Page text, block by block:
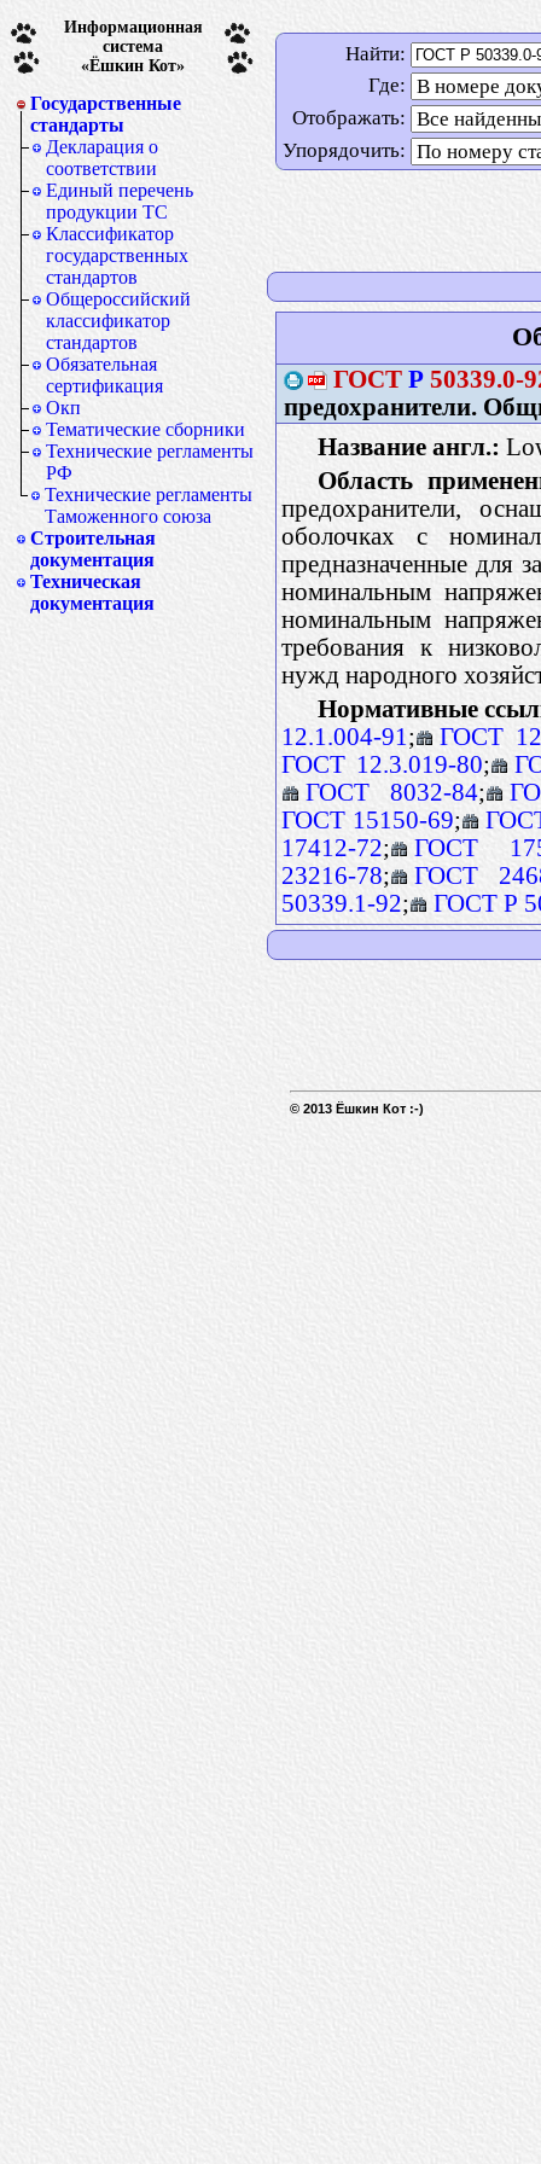
Информационная
система
«Ёшкин Кот»
Государственные
стандарты
Декларация о
соответствии
Единый перечень
продукции ТС
Классификатор
государственных
стандартов
Общероссийский
классификатор
стандартов
Обязательная
сертификация
Окп
Тематические сборники
Технические регламенты
РФ
Технические регламенты
Таможенного союза
Строительная
документация
Техническая
документация
Найти:
Где:
Отображать:
Упорядочить:
ГОСТ Р 50339.0-
предохранители.
Название англ.:
Область
предохранители,
оболочках с
предназначенные для
номинальным
номинальным
требования к
нужд народного
Нормативные
12.1.004-91 ;
ГОСТ
ГОСТ 12.3.019-80;
ГОСТ 8032-84;
ГОСТ 15150-69;
17412-72;
ГОСТ
23216-78;
ГОСТ
50339.1-92; ГОСТ Р
© 2013 Ёшкин Кот :-)